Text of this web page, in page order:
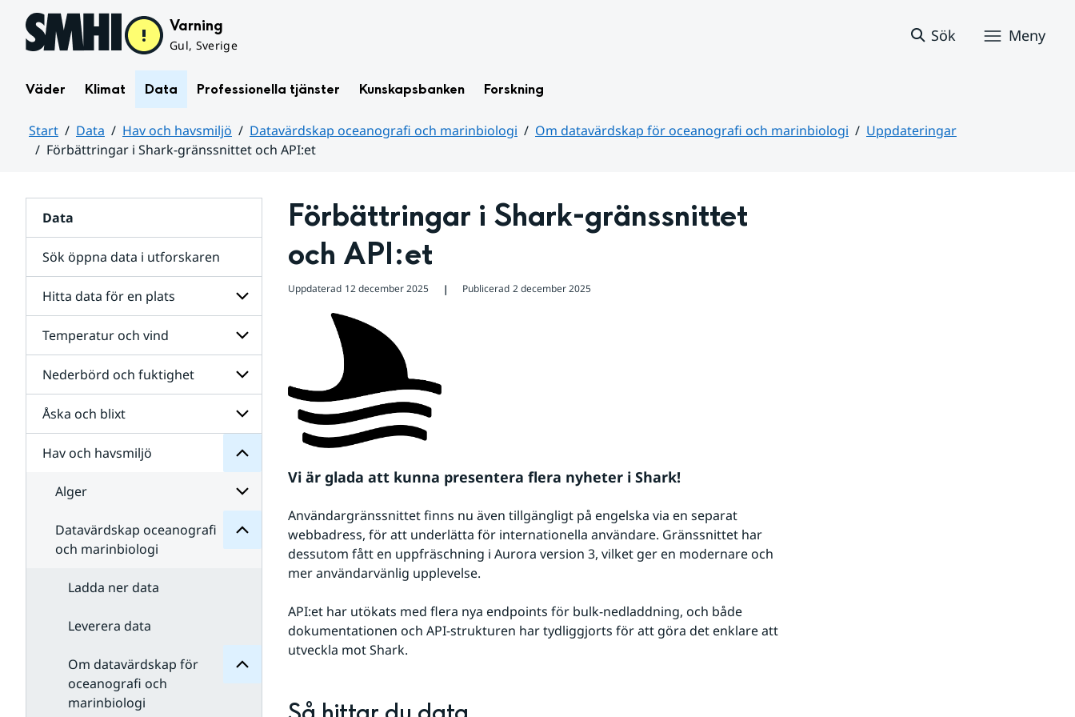
Hoppa till sidans innehåll Varning
Gul, Sverige
Sök Meny
Väder Klimat Data Professionella tjänster Kunskapsbanken Forskning
Start Data Hav och havsmiljö Datavärdskap oceanografi och marinbiologi Om datavärdskap för oceanografi och marinbiologi
Uppdateringar
Förbättringar i Shark-gränssnittet och API:et
Data
Sök öppna data i utforskaren
Hitta data för en plats
Undersidor
för
Hitta
data
för
en
Temperatur och vind
Undersidor
för
Temperatur
och
vind
Nederbörd och fuktighet
Undersidor
för
Nederbörd
och
Åska och blixt
Undersidor
Åska
och
Hav och havsmiljö
Undersidor
för
Hav
och
havsmiljö
Alger
Undersidor
Datavärdskap oceanografi
och marinbiologi
Undersidor
Datavärdskap
oceanografi
och
marinbiologi
Ladda ner data
Leverera data
Om datavärdskap för
oceanografi och
marinbiologi
och
marinbiologi
Förbättringar i Shark-gränssnittet
och API:et
Uppdaterad 12 december 2025 ❘ Publicerad 2 december 2025
Vi är glada att kunna presentera flera nyheter i Shark!
Användargränssnittet finns nu även tillgängligt på engelska via en separat
webbadress, för att underlätta för internationella användare. Gränssnittet har
dessutom fått en uppfräschning i Aurora version 3, vilket ger en modernare och
mer användarvänlig upplevelse.
API:et har utökats med flera nya endpoints för bulk-nedladdning, och både
dokumentationen och API-strukturen har tydliggjorts för att göra det enklare att
utveckla mot Shark.